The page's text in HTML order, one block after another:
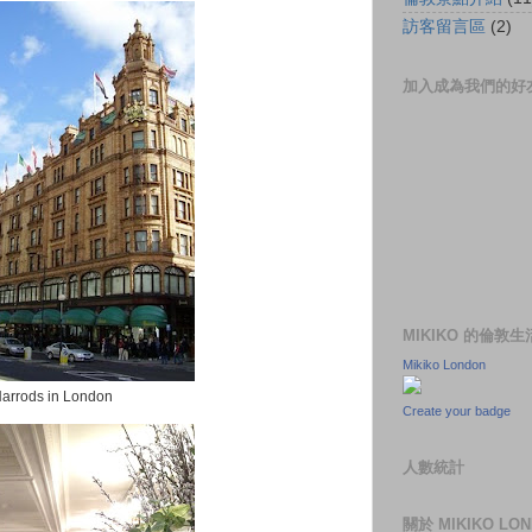
in London
訪客留言區 (2)
加入成為我們的好
MIKIKO 的倫敦生
Mikiko London
Create your badge
人數統計
關於 MIKIKO